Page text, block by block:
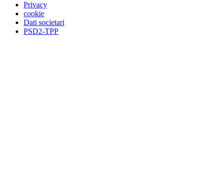
Privacy
cookie
Dati societari
PSD2-TPP